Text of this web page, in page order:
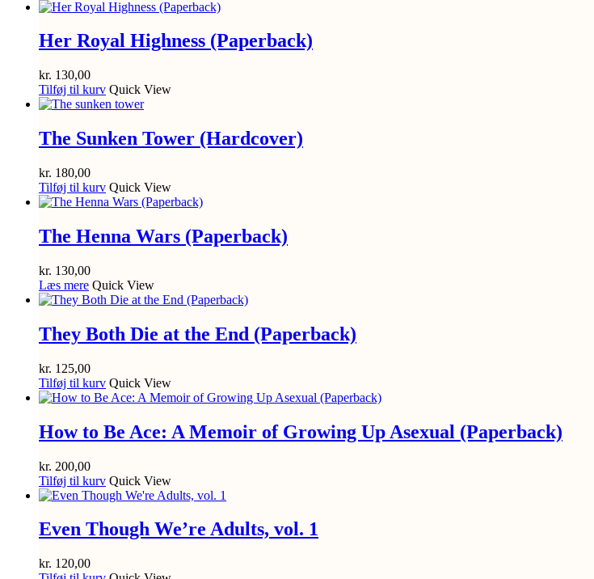
Her Royal Highness (Paperback)
kr. 130,00
Tilføj til kurv Quick View
The Sunken Tower (Hardcover)
kr. 180,00
Tilføj til kurv Quick View
The Henna Wars (Paperback)
kr. 130,00
Læs mere Quick View
They Both Die at the End (Paperback)
kr. 125,00
Tilføj til kurv Quick View
How to Be Ace: A Memoir of Growing Up Asexual (Paperback)
kr. 200,00
Tilføj til kurv Quick View
Even Though We’re Adults, vol. 1
kr. 120,00